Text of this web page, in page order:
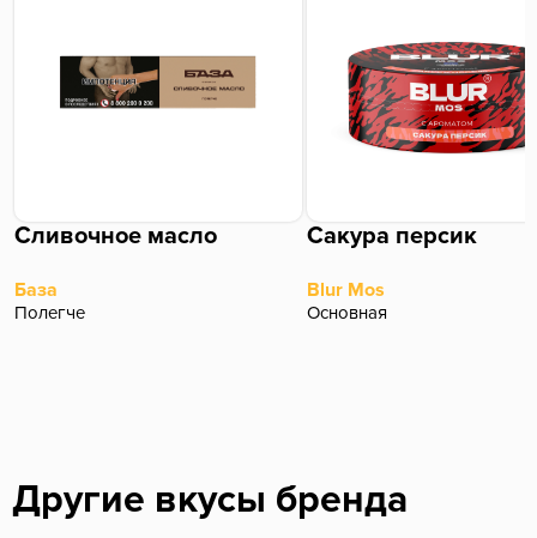
Сливочное масло
База
Полегче
Сакура персик
Blur Mos
Основная
Другие вкусы бренда